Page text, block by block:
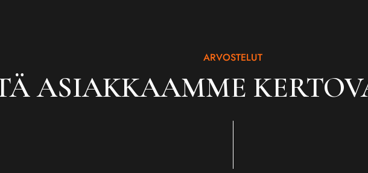
ARVOSTELUT
ASIAKKAAMME